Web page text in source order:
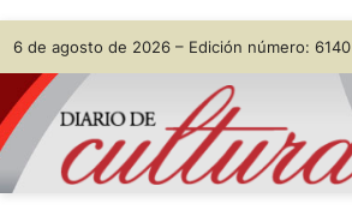
Skip
to
content
6 de agosto de 2026 – Edición número: 6140